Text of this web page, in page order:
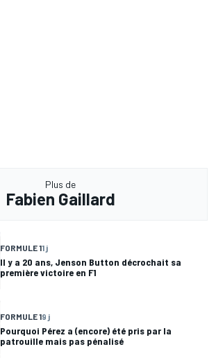
Plus de
Fabien Gaillard
FORMULE 11 j
Il y a 20 ans, Jenson Button décrochait sa
première victoire en F1
FORMULE 19 j
Pourquoi Pérez a (encore) été pris par la
patrouille mais pas pénalisé